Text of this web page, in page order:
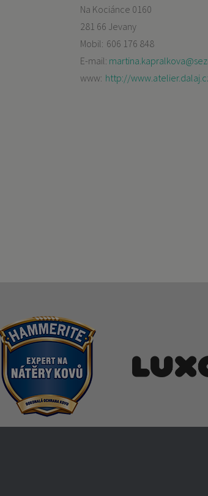
Na Kociánce 0160
281 66 Jevany
Mobil: 606 176 848
E-mail:
www: http://